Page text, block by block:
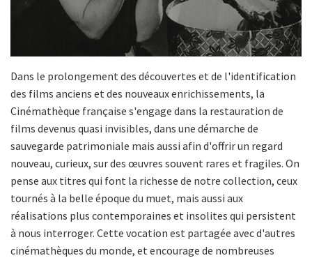
Dans le prolongement des découvertes et de l'identification
des films anciens et des nouveaux enrichissements, la
Cinémathèque française s'engage dans la restauration de
films devenus quasi invisibles, dans une démarche de
sauvegarde patrimoniale mais aussi afin d'offrir un regard
nouveau, curieux, sur des œuvres souvent rares et fragiles. On
pense aux titres qui font la richesse de notre collection, ceux
tournés à la belle époque du muet, mais aussi aux
réalisations plus contemporaines et insolites qui persistent
à nous interroger. Cette vocation est partagée avec d'autres
cinémathèques du monde, et encourage de nombreuses